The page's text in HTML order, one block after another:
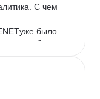
С чем
было
по рабочим
ряд процессов,
если подвести